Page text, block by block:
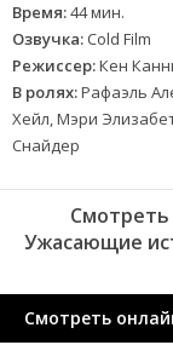
Время:44 мин.
Озвучка: Cold Film
Режиссер:Кен
В ролях:Рафаэль
Хейл, Мэри
Снайдер
Ужасающие
Смотреть